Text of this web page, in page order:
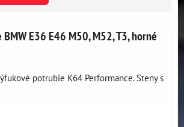
BMW E36 E46 M50, M52, T3, horné
potrubie K64 Performance. Steny s